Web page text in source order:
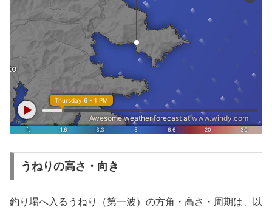
うねりの高さ・向き
釣り場へ入るうねり（第一波）の方角・高さ・周期は、以